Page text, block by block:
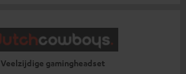
Veelzijdige gamingheadset